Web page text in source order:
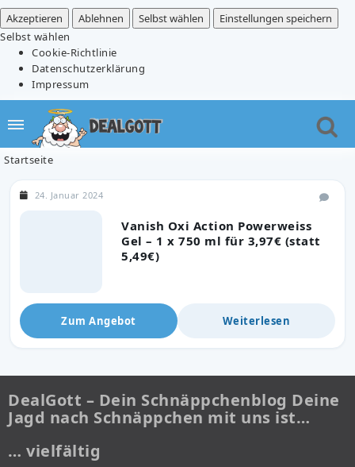
Akzeptieren
Ablehnen Selbst wählen
Einstellungen speichern
Selbst wählen
Cookie-Richtlinie
Datenschutzerklärung
Impressum
Startseite
Vanish Oxi Action Powerweiss
Gel – 1 x 750 ml für 3,97€ (statt
5,49€)
24. Januar 2024
Zum Angebot Weiterlesen
DealGott – Dein Schnäppchenblog Deine
Jagd nach Schnäppchen mit uns ist…
… vielfältig